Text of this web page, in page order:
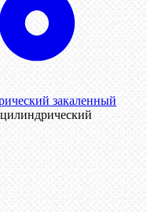
закаленный